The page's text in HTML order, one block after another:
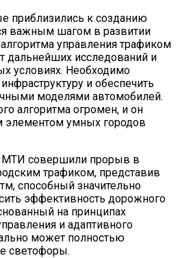
приблизились к созданию
важным шагом в развитии
управления трафиком
дальнейших исследований и
условиях. Необходимо
и обеспечить
моделями автомобилей.
алгоритма огромен, и он
умных городов
МТИ совершили прорыв в
трафиком, представив
способный значительно
эффективность дорожного
на принципах
и адаптивного
может полностью
светофоры.